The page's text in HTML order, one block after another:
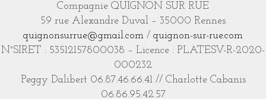
Compagnie QUIGNON SUR RUE
59 rue Alexandre Duval – 35000 Rennes
quignonsurrue@gmail.com / quignon-sur-rue.com
N°SIRET : 53512157800038 – Licence : PLATESV-R-2020-
000232
Peggy Dalibert 06.87.46.66.41 // Charlotte Cabanis
06.86.95.42.57